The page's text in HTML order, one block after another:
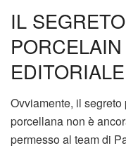
IL
EDITORIALE
Ovviamente, il
porcellana non è
permesso al team di